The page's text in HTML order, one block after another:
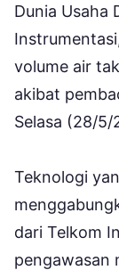
Dunia Usaha
volume air
akibat
Selasa (28/5/
Teknologi
dari Telkom
pengawasan